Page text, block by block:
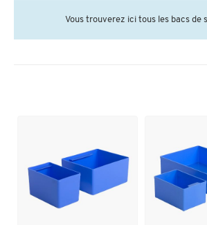
Vous trouverez ici tous les bacs de